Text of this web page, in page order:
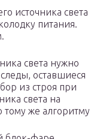
источника света
питания.
света нужно
оставшиеся
из строя при
света на
же алгоритму